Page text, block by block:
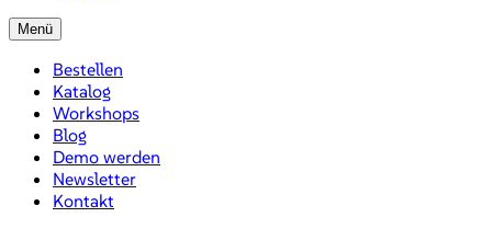
Menü
Bestellen
Katalog
Workshops
Blog
Demo werden
Newsletter
Kontakt